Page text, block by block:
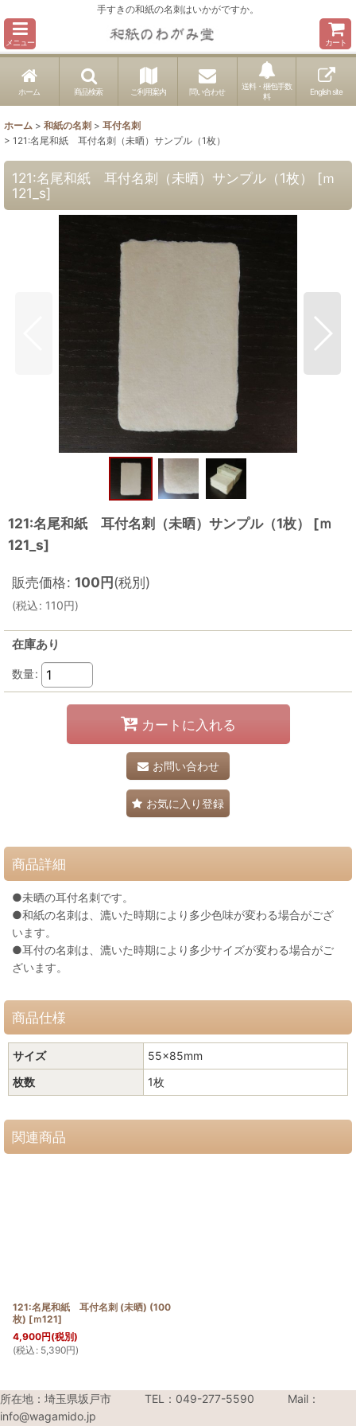
手すきの和紙の名刺はいかがですか。
メニュー カート
ホーム 商品検索 ご利用案内 問い合わせ
送料・梱包手数
料
English site
ホーム > 和紙の名刺 > 耳付名刺
> 121:名尾和紙 耳付名刺（未晒）サンプル（1枚）
121:名尾和紙 耳付名刺（未晒）サンプル（1枚） [ｍ
121_s]
121:名尾和紙 耳付名刺（未晒）サンプル（1枚） [ｍ
121_s]
販売価格: 100円(税別)
(税込: 110円)
在庫あり
数量:
カートに入れる
お問い合わせ
お気に入り登録
商品詳細
●未晒の耳付名刺です。
●和紙の名刺は、漉いた時期により多少色味が変わる場合がござ
います。
●耳付の名刺は、漉いた時期により多少サイズが変わる場合がご
ざいます。
商品仕様
サイズ
55×85mm
枚数
1枚
関連商品
121:名尾和紙 耳付名刺 (未晒) (100
枚) [ｍ121]
4,900円(税別)
(税込 : 5,390円)
所在地：埼玉県坂戸市 TEL：049-277-5590 Mail：
info@wagamido.jp